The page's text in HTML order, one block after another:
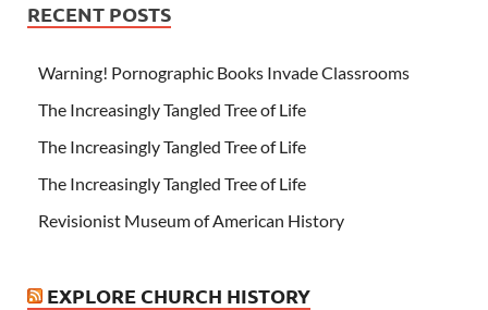
RECENT POSTS
Warning! Pornographic Books Invade Classrooms
The Increasingly Tangled Tree of Life
The Increasingly Tangled Tree of Life
The Increasingly Tangled Tree of Life
Revisionist Museum of American History
EXPLORE CHURCH HISTORY